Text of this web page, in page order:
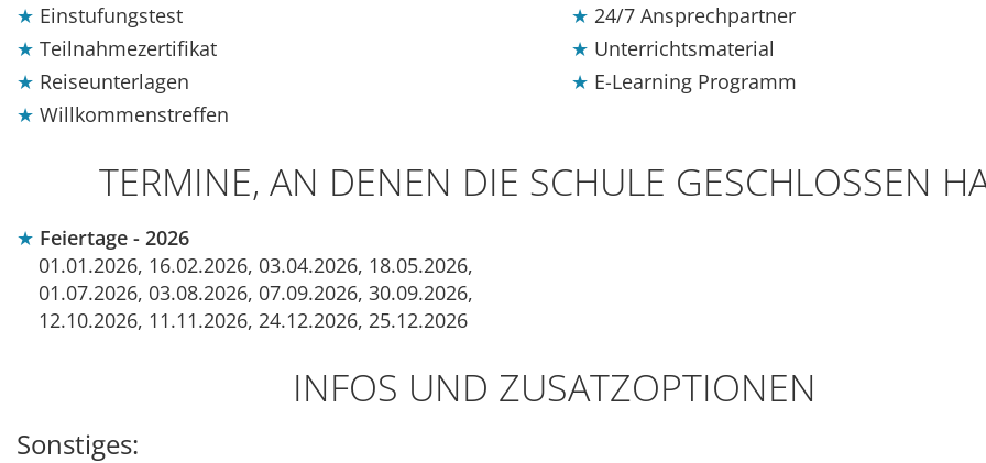
Einstufungstest
Teilnahmezertifikat
Reiseunterlagen
Willkommenstreffen
24/7 Ansprechpartner
Unterrichtsmaterial
E-Learning Programm
TERMINE, AN DENEN DIE SCHULE GESCHLOSSEN
Feiertage - 2026
01.01.2026, 16.02.2026, 03.04.2026, 18.05.2026,
01.07.2026, 03.08.2026, 07.09.2026, 30.09.2026,
12.10.2026, 11.11.2026, 24.12.2026, 25.12.2026
INFOS UND ZUSATZOPTIONEN
Sonstiges: